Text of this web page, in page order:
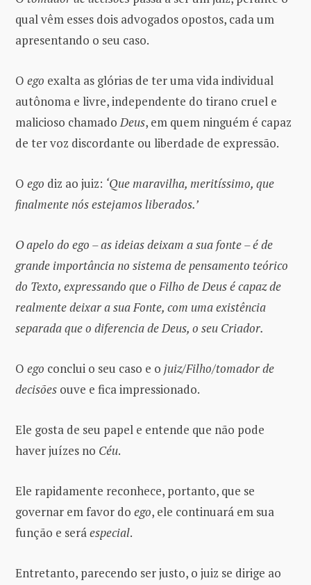
qual vêm esses dois advogados opostos, cada um
apresentando o seu caso.
O ego exalta as glórias de ter uma vida individual
autônoma e livre, independente do tirano cruel e
malicioso chamadoDeus, em quem ninguém é capaz
de ter voz discordante ou liberdade de expressão.
O ego diz ao juiz: ‘Que maravilha, meritíssimo, que
finalmente nós estejamos liberados.’
O apelo do ego – as ideias deixam a sua fonte – é de
grande importância no sistema de pensamento teórico
do Texto, expressando que o Filho de Deus é capaz de
realmente deixar a sua Fonte, com uma existência
separada que o diferencia de Deus, o seu Criador.
O ego conclui o seu caso e o juiz/Filho/tomador de
decisões ouve e fica impressionado.
Ele gosta de seu papel e entende que não pode
haver juízes no Céu.
Ele rapidamente reconhece, portanto, que se
governar em favor do ego, ele continuará em sua
função e seráespecial.
Entretanto, parecendo ser justo, o juiz se dirige ao